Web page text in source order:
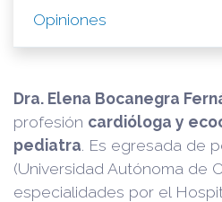
Opiniones
Dra. Elena Bocanegra
profesión cardióloga y
pediatra . Es egresada de
(Universidad Autónoma de
especialidades por el